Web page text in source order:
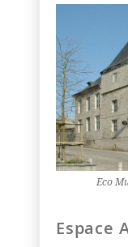
Eco
Espace